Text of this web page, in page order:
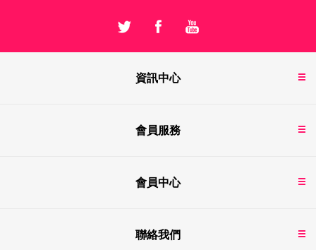
資訊中心
會員服務
會員中心
聯絡我們